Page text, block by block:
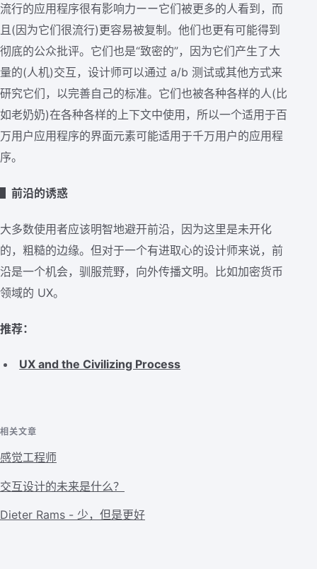
流行的应用程序很有影响力ーー它们被更多的人看到，而
且(因为它们很流行)更容易被复制。他们也更有可能得到
彻底的公众批评。它们也是“致密的”，因为它们产生了大
量的(人机)交互，设计师可以通过 a/b 测试或其他方式来
研究它们，以完善自己的标准。它们也被各种各样的人(比
如老奶奶)在各种各样的上下文中使用，所以一个适用于百
万用户应用程序的界面元素可能适用于千万用户的应用程
序。
▌前沿的诱惑
大多数使用者应该明智地避开前沿，因为这里是未开化
的，粗糙的边缘。但对于一个有进取心的设计师来说，前
沿是一个机会，驯服荒野，向外传播文明。比如加密货币
领域的 UX。
推荐：
UX and the Civilizing Process
相关文章
感觉工程师
交互设计的未来是什么？
Dieter Rams - 少，但是更好